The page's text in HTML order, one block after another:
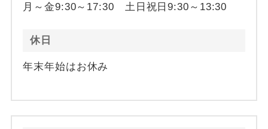
月～金9:30～17:30 土日祝日9:30～13:30
休日
年末年始はお休み